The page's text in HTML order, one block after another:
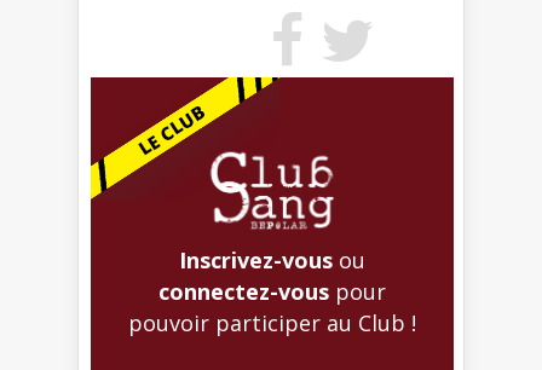
Inscrivez-vous ou
connectez-vous pour
pouvoir participer au Club !